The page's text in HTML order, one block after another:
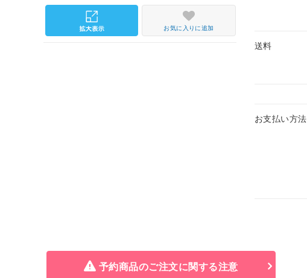
送料
お支払い方法
お気に入りに追加
予約商品のご注文に関する注意